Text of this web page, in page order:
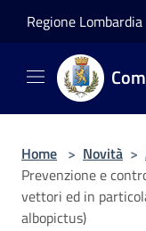
Regione Lombardia
Home > Novità >
Prevenzione e
vettori ed in
albopictus)